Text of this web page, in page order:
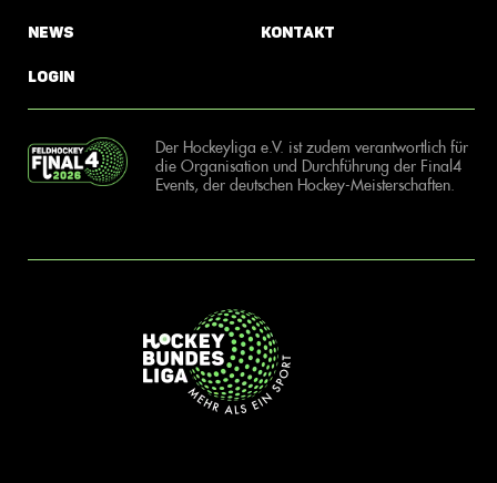
News
Login
Kontakt
Der Hockeyliga e.V. ist zudem verantwortlich für
die Organisation und Durchführung der Final4
Events, der deutschen Hockey-Meisterschaften.